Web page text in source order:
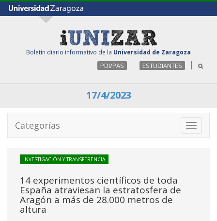
Boletín diario informativo de la Universidad de Zaragoza
PDI/PAS ESTUDIANTES
17/4/2023
Toggle
Categorías
INVESTIGACIÓN Y TRANSFERENCIA
14 experimentos científicos de toda
España atraviesan la estratosfera de
Aragón a más de 28.000 metros de
altura